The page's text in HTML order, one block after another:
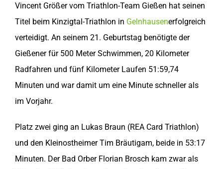
Vincent Größer vom Triathlon-Team Gießen hat seinen
Titel beim Kinzigtal-Triathlon in Gelnhausenerfolgreich
verteidigt. An seinem 21. Geburtstag benötigte der
Gießener für 500 Meter Schwimmen, 20 Kilometer
Radfahren und fünf Kilometer Laufen 51:59,74
Minuten und war damit um eine Minute schneller als
im Vorjahr.
Platz zwei ging an Lukas Braun (REA Card Triathlon)
und den Kleinostheimer Tim Bräutigam, beide in 53:17
Minuten. Der Bad Orber Florian Brosch kam zwar als